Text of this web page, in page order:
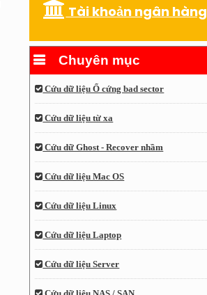
Tài khoản ngân hàng
Chuyên mục
Cứu dữ liệu Ổ cứng bad sector
Cứu dữ liệu từ xa
Cứu dữ Ghost - Recover nhầm
Cứu dữ liệu Mac OS
Cứu dữ liệu Linux
Cứu dữ liệu Laptop
Cứu dữ liệu Server